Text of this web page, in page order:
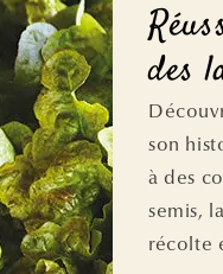
des
son
à des
semis,
récolte